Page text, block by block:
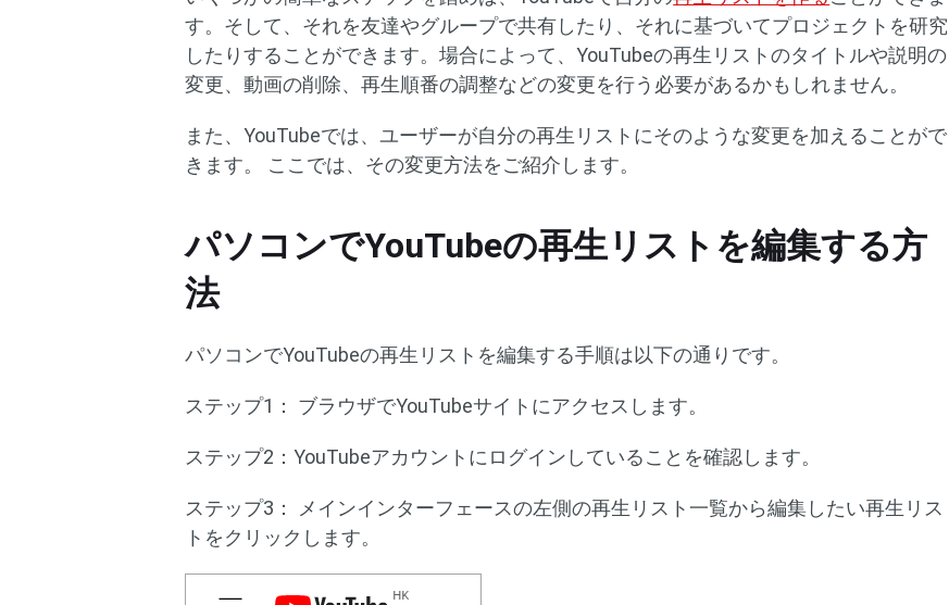
す。そして、それを友達やグループで共有したり、それに基づいてプロジェクトを研究
したりすることができます。場合によって、YouTubeの再生リストのタイトルや説明の
変更、動画の削除、再生順番の調整などの変更を行う必要があるかもしれません。
また、YouTubeでは、ユーザーが自分の再生リストにそのような変更を加えることがで
きます。 ここでは、その変更方法をご紹介します。
パソコンでYouTubeの再生リストを編集する方
法
パソコンでYouTubeの再生リストを編集する手順は以下の通りです。
ステップ1： ブラウザでYouTubeサイトにアクセスします。
ステップ2：YouTubeアカウントにログインしていることを確認します。
ステップ3： メインインターフェースの左側の再生リスト一覧から編集したい再生リス
トをクリックします。